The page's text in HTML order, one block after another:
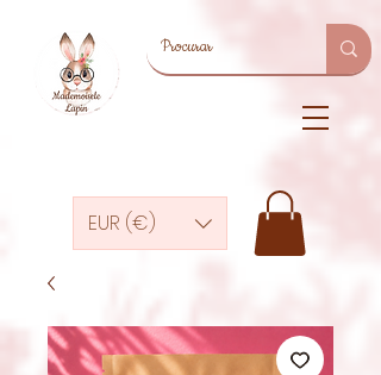
EUR (€)